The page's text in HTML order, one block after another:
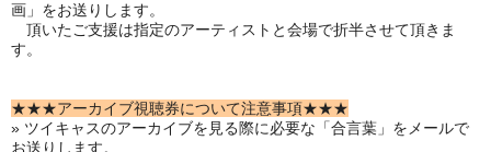
画」をお送りします。
頂いたご支援は指定のアーティストと会場で折半させて頂きま
す。
★★★アーカイブ視聴券について注意事項★★★
» ツイキャスのアーカイブを見る際に必要な「合言葉」をメールで
お送りします。